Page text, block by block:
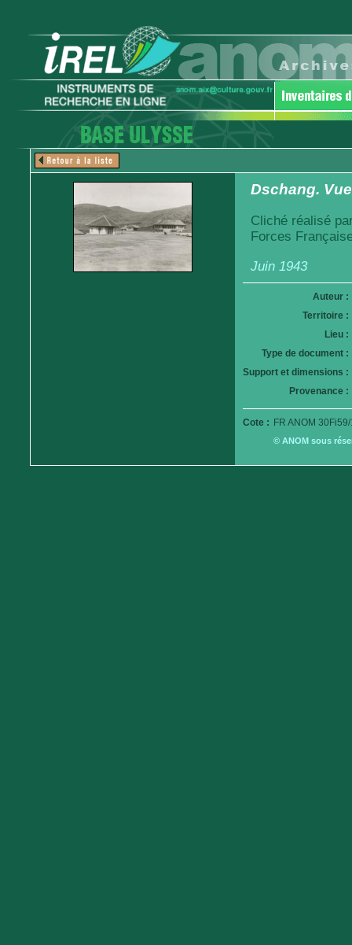
Dschang.
Cliché réalisé
Forces
Juin 1943
Auteur :
Territoire :
Lieu :
Type de document :
Support et dimensions :
Provenance :
Cote : FR ANOM
© ANOM sous